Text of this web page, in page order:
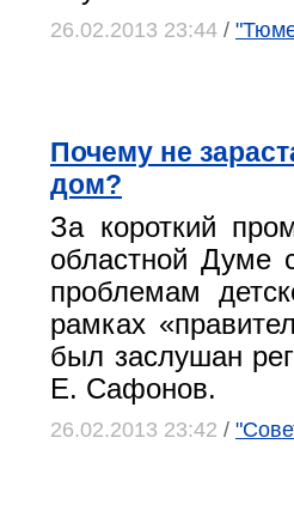
26.02.2013 23:44 /
Почему не
дом?
За короткий
областной Думе
проблемам
рамках
был заслушан
Е. Сафонов.
26.02.2013 23:42 /